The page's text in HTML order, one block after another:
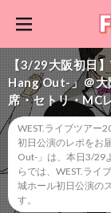
【3/29大阪初日
Hang Out-」＠
席・セトリ・MC
WEST.ライブツアー
初日公演のレポをお
Out-」は、本日3/29
らでは、WEST.ライ
城ホール初日公演の
す。